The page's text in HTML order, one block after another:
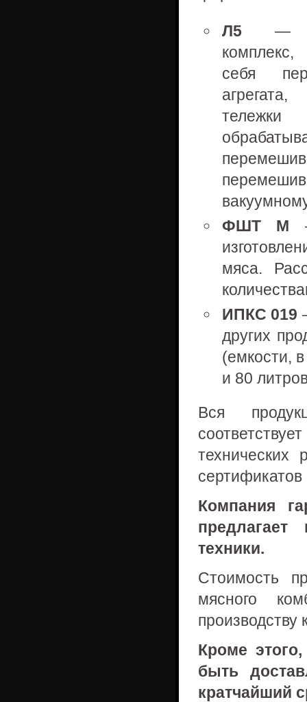
Л5 —
себя
тележки
ФШТ М
мяса.
ИПКС 019
других
(емкости,
и 80
Вся
технических
сертификатов
Компания
предлагает
техники.
Стоимость
мясного
производству
Кроме
быть
кратчайший